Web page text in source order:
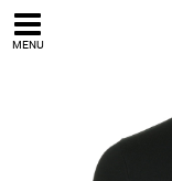
MENU